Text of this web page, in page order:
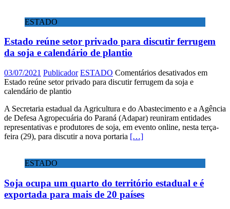
ESTADO
Estado reúne setor privado para discutir ferrugem
da soja e calendário de plantio
03/07/2021 Publicador ESTADO Comentários desativados em
Estado reúne setor privado para discutir ferrugem da soja e
calendário de plantio
A Secretaria estadual da Agricultura e do Abastecimento e a Agência
de Defesa Agropecuária do Paraná (Adapar) reuniram entidades
representativas e produtores de soja, em evento online, nesta terça-
feira (29), para discutir a nova portaria […]
ESTADO
Soja ocupa um quarto do território estadual e é
exportada para mais de 20 países